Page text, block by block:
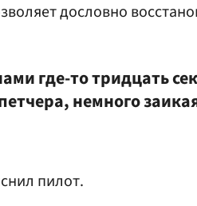
дословно
где-то тридцать
немного
пилот.